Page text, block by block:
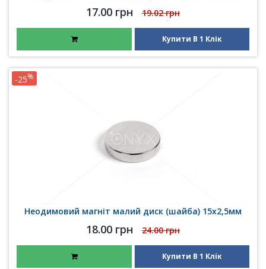
17.00 грн 19.02 грн
Купити В 1 Клік
Неодимовий магніт малий диск (шайба) 15х2,5мм
18.00 грн 24.00 грн
-25%
Купити В 1 Клік